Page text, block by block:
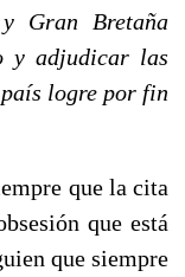
y Gran Bretaña
y adjudicar las
logre por fin
que la cita
que está
que siempre